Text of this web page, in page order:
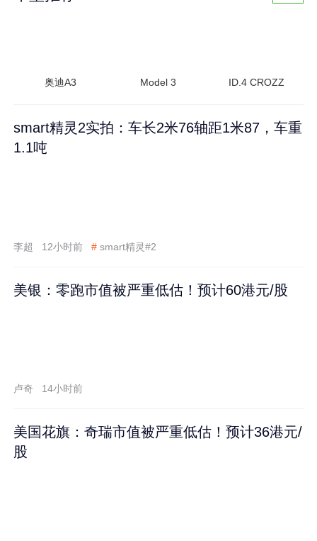
奥迪A3 Model 3 ID.4 CROZZ
smart精灵2实拍：车长2米76轴距1米87，车重
1.1吨
李超 12小时前 # smart精灵#2
美银：零跑市值被严重低估！预计60港元/股
卢奇 14小时前
美国花旗：奇瑞市值被严重低估！预计36港元/
股